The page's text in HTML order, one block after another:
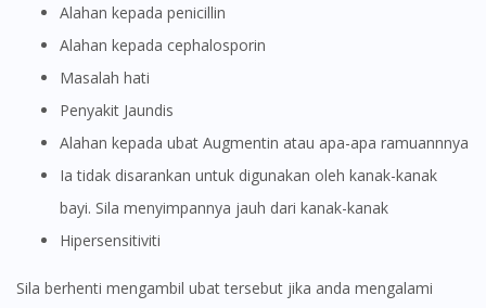
Alahan kepada penicillin
Alahan kepada cephalosporin
Masalah hati
Penyakit Jaundis
Alahan kepada ubat Augmentin atau apa-apa ramuannnya
Ia tidak disarankan untuk digunakan oleh kanak-kanak
bayi. Sila menyimpannya jauh dari kanak-kanak
Hipersensitiviti
Sila berhenti mengambil ubat tersebut jika anda mengalami